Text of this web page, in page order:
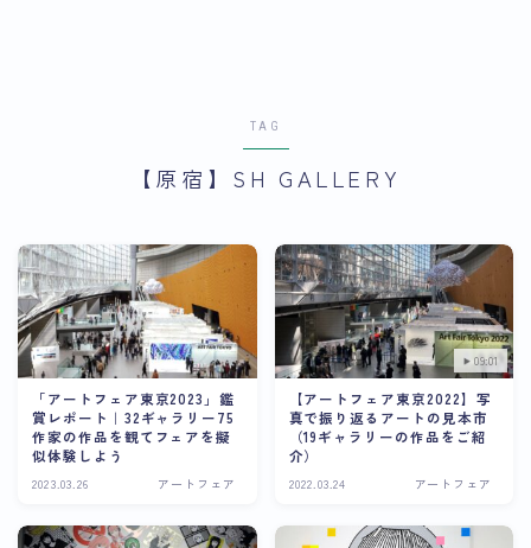
TAG
【原宿】SH GALLERY
「アートフェア東京2023」鑑
賞レポート｜32ギャラリー75
作家の作品を観てフェアを擬
似体験しよう
2023.03.26 アートフェア
09:01
【アートフェア東京2022】写
真で振り返るアートの見本市
（19ギャラリーの作品をご紹
介）
2022.03.24 アートフェア